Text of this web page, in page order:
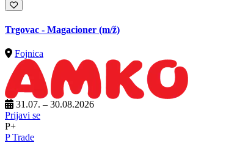
Trgovac - Magacioner (m/ž)
Fojnica
31.07. – 30.08.2026
Prijavi se
P+
P Trade